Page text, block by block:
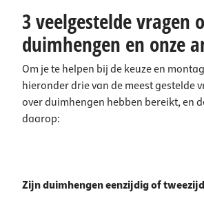
3 veelgestelde vragen
duimhengen en onze
Om je te helpen bij de keuze en
hieronder drie van de meest gestelde
over duimhengen hebben bereikt, en
daarop:
Zijn duimhengen eenzijdig of